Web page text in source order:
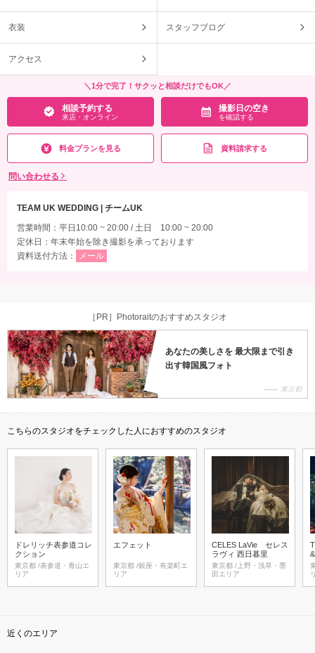
衣装 スタッフブログ
アクセス
＼1分で完了！サクッと相談だけでもOK／
相談予約する
来店・オンライン
撮影日の空き
を確認する
料金プランを見る 資料請求する
問い合わせる
TEAM UK WEDDING | チームUK
営業時間：平日10:00 ~ 20:00 / 土日 10:00 ~ 20:00
定休日：年末年始を除き撮影を承っております
資料送付方法：
メール
［PR］Photoraitのおすすめスタジオ
あなたの美しさを 最大限まで引き
出す韓国風フォト
東京都
こちらのスタジオをチェックした人におすすめのスタジオ
ドレリッチ表参道コレ
クション
東京都 /表参道・青山エ
リア
エフェット
東京都 /銀座・有楽町エ
リア
CELES LaVie セレス
ラヴィ 西日暮里
東京都 /上野・浅草・墨
田エリア
東
近くのエリア